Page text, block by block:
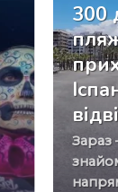
300
Зараз – оптимальний період для